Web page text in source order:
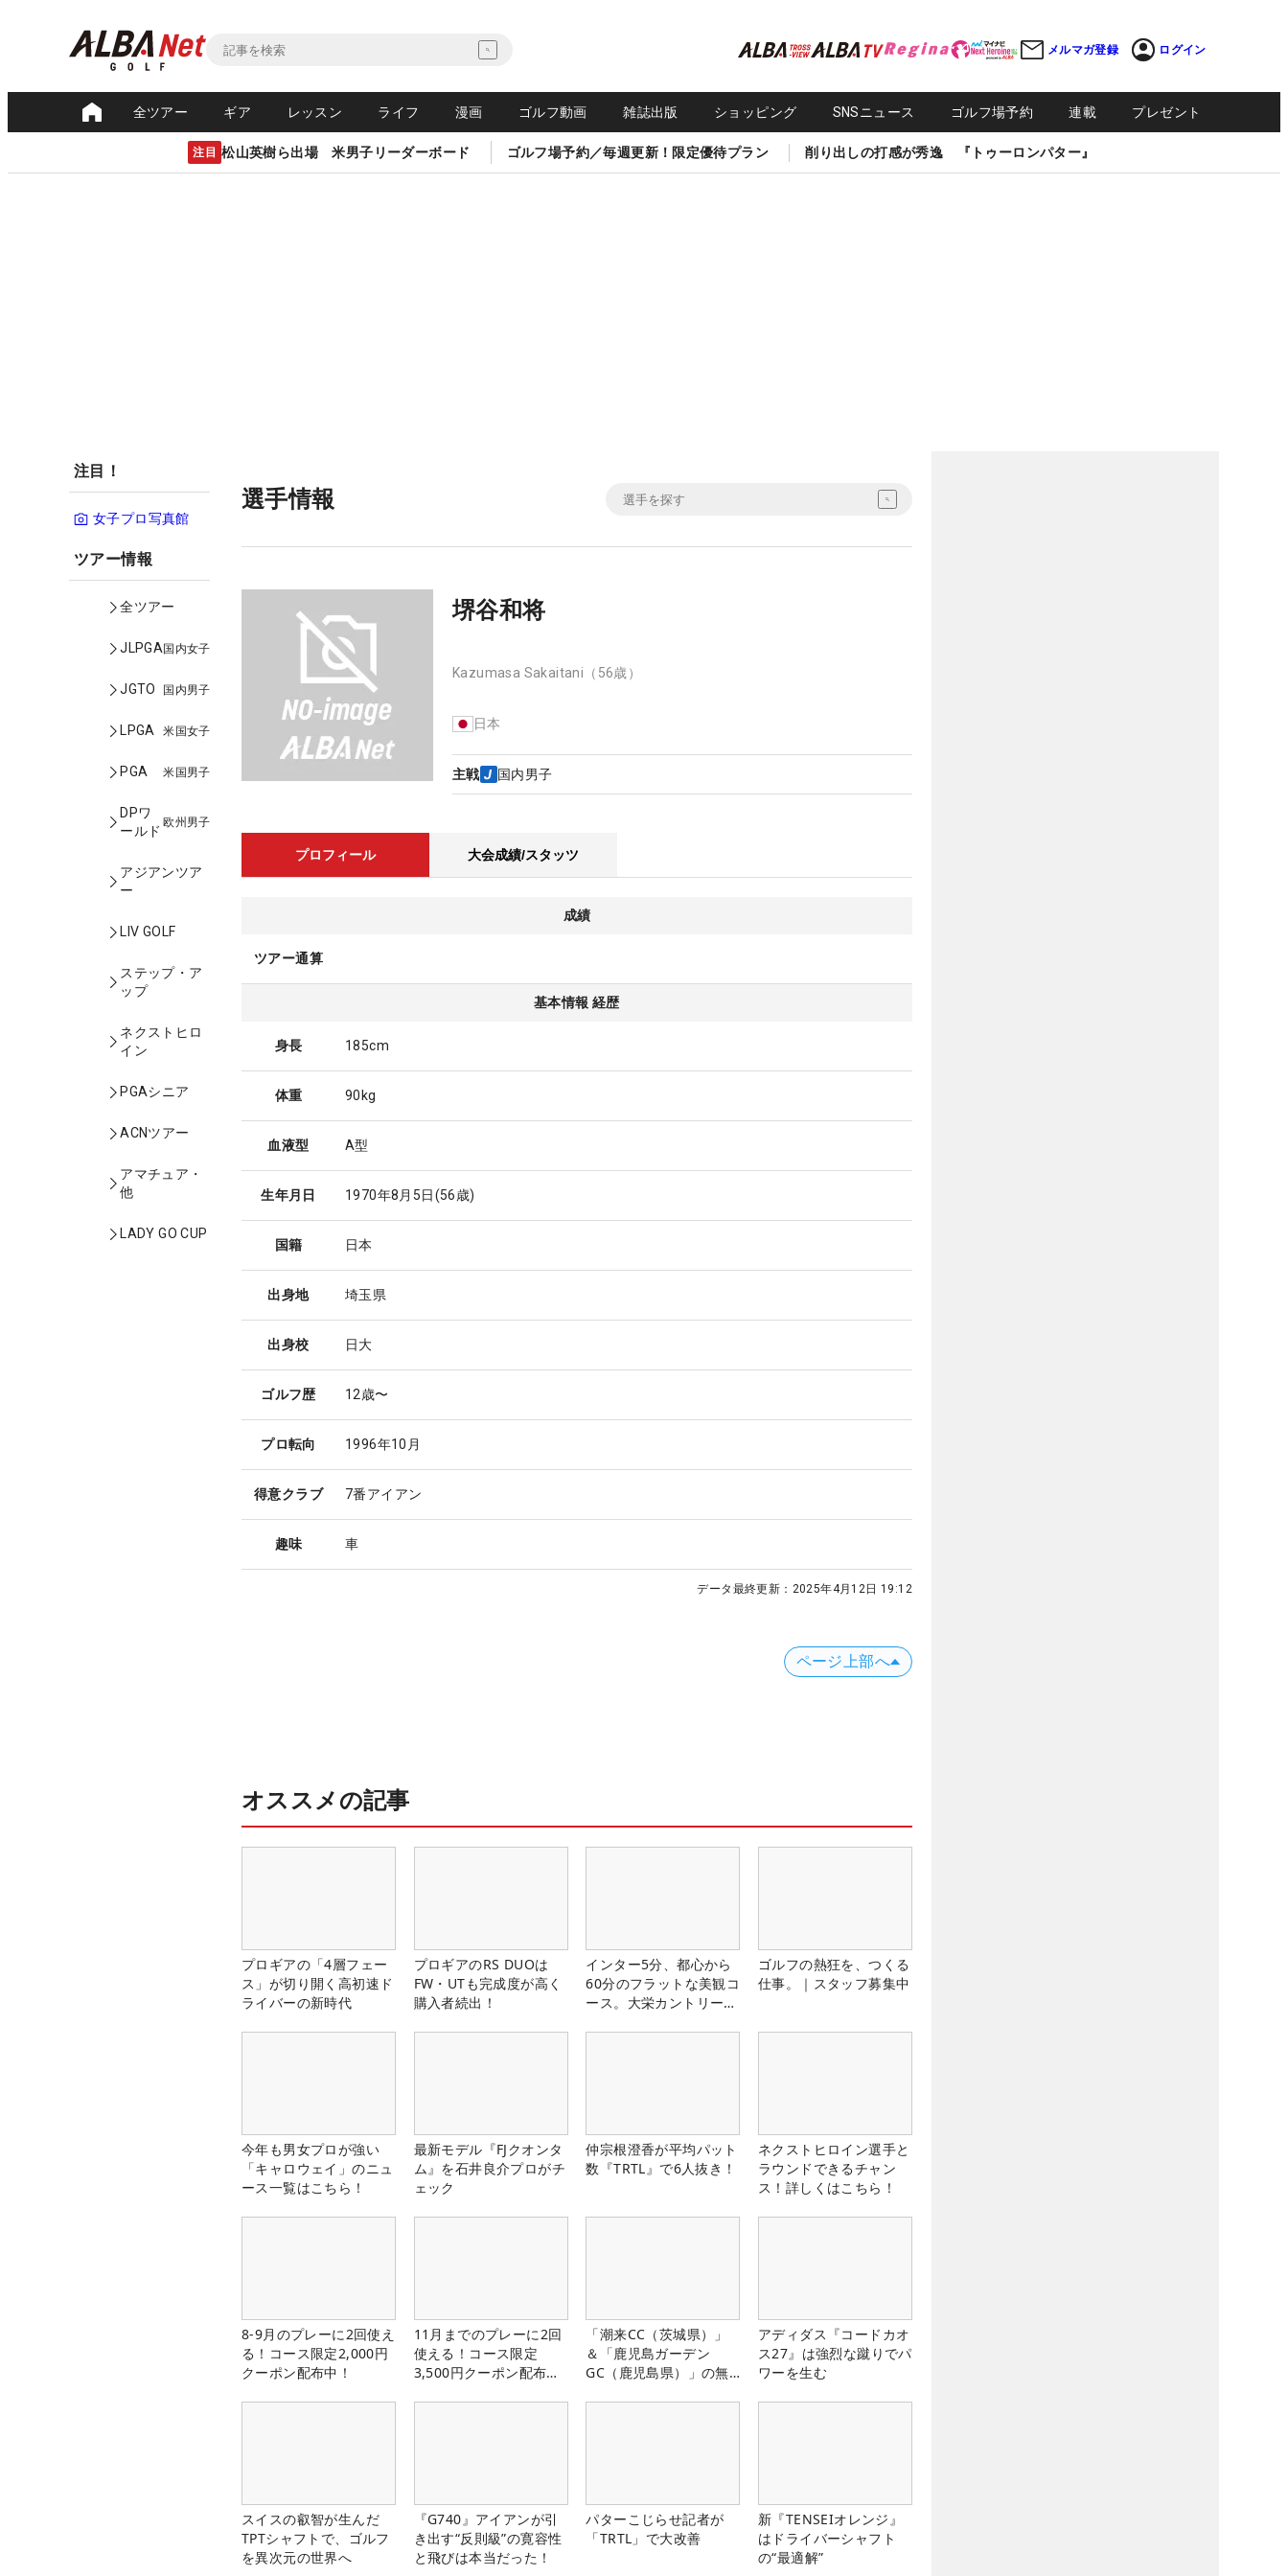
メルマガ登録 ログイン
全ツアー ギア レッスン ライフ 漫画 ゴルフ動画 雑誌出版 ショッピング SNSニュース ゴルフ場予約 連載 プレゼント
注目 松山英樹ら出場 米男子リーダーボード ゴルフ場予約／毎週更新！限定優待プラン 削り出しの打感が秀逸 『トゥーロンパター』
注目！
女子プロ写真館
ツアー情報
全ツアー
JLPGA国内女子
JGTO 国内男子
LPGA 米国女子
PGA 米国男子
DPワ
ールド
欧州男子
アジアンツア
ー
LIV GOLF
ステップ・ア
ップ
ネクストヒロ
イン
PGAシニア
ACNツアー
アマチュア・
他
LADY GO CUP
選手情報
堺谷和将
Kazumasa Sakaitani （56歳）
日本
主戦 国内男子
プロフィール 大会成績/スタッツ
成績
ツアー通算
基本情報 経歴
身長 185cm
体重 90kg
血液型 A型
生年月日 1970年8月5日(56歳)
国籍 日本
出身地 埼玉県
出身校 日大
ゴルフ歴 12歳〜
プロ転向 1996年10月
得意クラブ 7番アイアン
趣味 車
データ最終更新： 2025年4月12日 19:12
ページ上部へ
オススメの記事
プロギアの「4層フェー
ス」が切り開く高初速ド
ライバーの新時代
プロギアのRS DUOは
FW・UTも完成度が高く
購入者続出！
インター5分、都心から
60分のフラットな美観コ
ース。大栄カントリー俱
ゴルフの熱狂を、つくる
仕事。｜スタッフ募集中
今年も男女プロが強い
「キャロウェイ」のニュ
ース一覧はこちら！
最新モデル『FJクオンタ
ム』を石井良介プロがチ
ェック
仲宗根澄香が平均パット
数『TRTL』で6人抜き！
ネクストヒロイン選手と
ラウンドできるチャン
ス！詳しくはこちら！
8-9月のプレーに2回使え
る！コース限定2,000円
クーポン配布中！
11月までのプレーに2回
使える！コース限定
3,500円クーポン配布
「潮来CC（茨城県）」
＆「鹿児島ガーデン
GC（鹿児島県）」の無
アディダス『コードカオ
ス27』は強烈な蹴りでパ
ワーを生む
スイスの叡智が生んだ
TPTシャフトで、ゴルフ
を異次元の世界へ
『G740』アイアンが引
き出す“反則級”の寛容性
と飛びは本当だった！
パターこじらせ記者が
「TRTL」で大改善
新『TENSEIオレンジ』
はドライバーシャフト
の“最適解”